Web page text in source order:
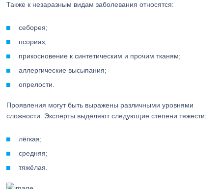
Также к незаразным видам заболевания относятся:
себорея;
псориаз;
прикосновение к синтетическим и прочим тканям;
аллергические высыпания;
опрелости.
Проявления могут быть выражены различными уровнями
сложности. Эксперты выделяют следующие степени тяжести:
лёгкая;
средняя;
тяжёлая.